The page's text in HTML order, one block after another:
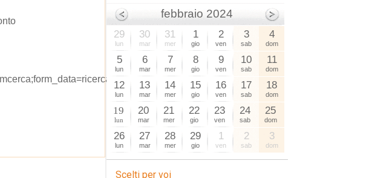
febbraio 2024
29
lun
30
mar
31
mer
1
gio
2
ven
3
sab
4
dom
5
lun
6
mar
7
mer
8
gio
9
ven
10
sab
11
dom
12
lun
13
mar
14
mer
15
gio
16
ven
17
sab
18
dom
19
lun
20
mar
21
mer
22
gio
23
ven
24
sab
25
dom
26
lun
27
mar
28
mer
29
gio
1
ven
2
sab
3
dom
Scelti per voi